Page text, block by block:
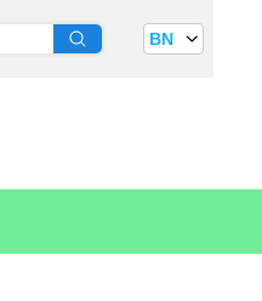
BN